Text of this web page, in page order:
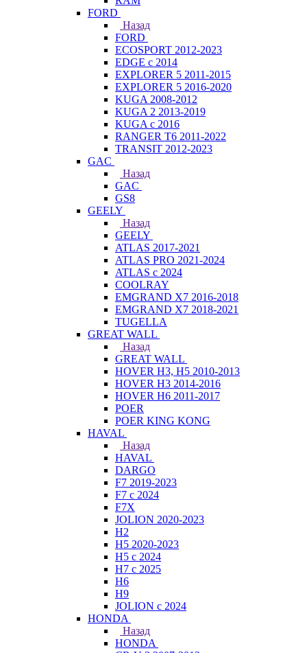
FORD
Назад
FORD
ECOSPORT 2012-2023
EDGE c 2014
EXPLORER 5 2011-2015
EXPLORER 5 2016-2020
KUGA 2008-2012
KUGA 2 2013-2019
KUGA с 2016
RANGER T6 2011-2022
TRANSIT 2012-2023
GAC
Назад
GAC
GS8
GEELY
Назад
GEELY
ATLAS 2017-2021
ATLAS PRO 2021-2024
ATLAS с 2024
COOLRAY
EMGRAND X7 2016-2018
EMGRAND X7 2018-2021
TUGELLA
GREAT WALL
Назад
GREAT WALL
HOVER H3, H5 2010-2013
HOVER H3 2014-2016
HOVER H6 2011-2017
POER
POER KING KONG
HAVAL
Назад
HAVAL
DARGO
F7 2019-2023
F7 с 2024
F7X
JOLION 2020-2023
H2
H5 2020-2023
H5 с 2024
H7 с 2025
H6
H9
JOLION с 2024
HONDA
Назад
HONDA